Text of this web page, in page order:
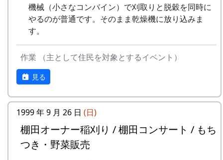
一から十までプロの指導を受け、減農薬栽培
(100平方メートルの収穫収量は玄米で約30キ
ロです。) 清流の里、岩座神地区のコシヒカ
リは特においしいと評判です。
田すき、田ごしらえ、水管理、病害虫対策(3
回程度)、施肥、脱穀、乾燥、籾すりなどは
地元農家で担当します。
実りの時期には、かかしを立てることができ
ます。
多可町の宿泊施設を安く利用できます。
平成27年度棚田オーナー (2015-04-12 11:26:16)
岩座神棚田オーナーの特典
2002年9月29日 坂庭省吾さん
機械（小さなコンバイン）で刈取りと脱穀を同時に
やるのが普通です。そのまま乾燥機に放り込みま
す。
作業 （主として住民を対象とするイベント）
見る
1999 年 9 月 26 日 (日)
棚田オーナー稲刈り / 棚田コンサート / もち
つき・野菜販売